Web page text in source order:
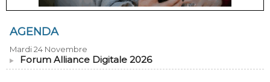
AGENDA
Mardi 24 Novembre
Forum Alliance Digitale 2026